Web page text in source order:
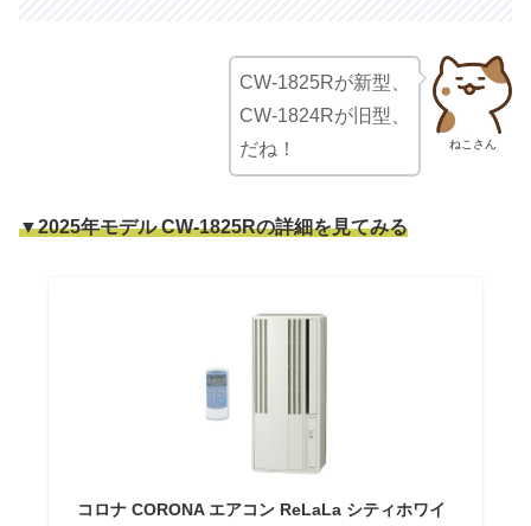
ねこさん
CW-1825Rが新型、
CW-1824Rが旧型、
だね！
▼2025年モデル CW-1825Rの詳細を見てみる
コロナ CORONA エアコン ReLaLa シティホワイ